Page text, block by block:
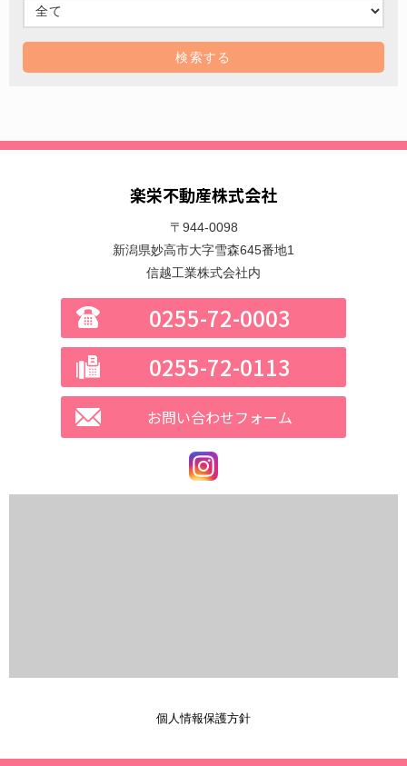
楽栄不動産株式会社
〒944-0098
新潟県妙高市大字雪森645番地1
信越工業株式会社内
0255-72-0003
0255-72-0113
お問い合わせフォーム
個人情報保護方針